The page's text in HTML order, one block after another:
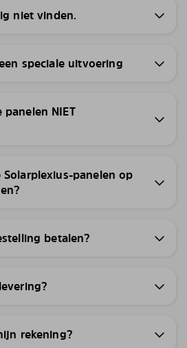
niet vinden.
speciale uitvoering
NIET
panelen op
betalen?
rekening?